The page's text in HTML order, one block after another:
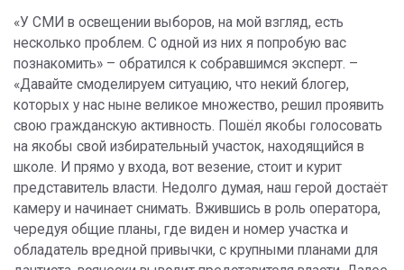
«У СМИ в освещении выборов, на мой взгляд, есть
несколько проблем. С одной из них я попробую вас
познакомить» – обратился к собравшимся эксперт. –
«Давайте смоделируем ситуацию, что некий блогер,
которых у нас ныне великое множество, решил проявить
свою гражданскую активность. Пошёл якобы голосовать
на якобы свой избирательный участок, находящийся в
школе. И прямо у входа, вот везение, стоит и курит
представитель власти. Недолго думая, наш герой достаёт
камеру и начинает снимать. Вжившись в роль оператора,
чередуя общие планы, где виден и номер участка и
обладатель вредной привычки, с крупными планами для